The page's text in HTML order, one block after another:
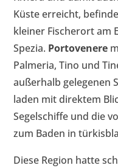
Küste erreicht,
kleiner Fischerort am
Spezia. Portovenere
Palmeria, Tino und
außerhalb gelegenen
laden mit direktem
Segelschiffe und die
zum Baden in
Diese Region hatte